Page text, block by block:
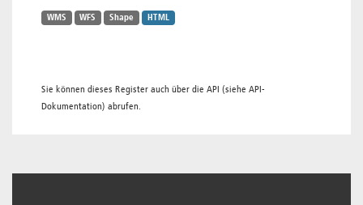
WMS WFS Shape HTML
Sie können dieses Register auch über die API (siehe API-
Dokumentation) abrufen.